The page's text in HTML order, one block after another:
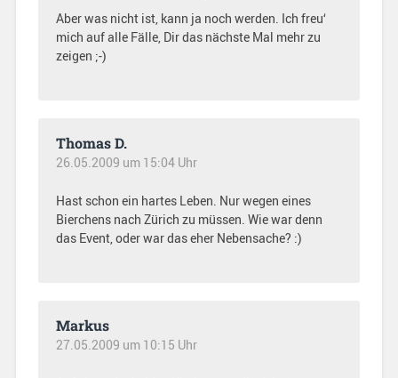
Aber was nicht ist, kann ja noch werden. Ich freu‘
mich auf alle Fälle, Dir das nächste Mal mehr zu
zeigen ;-)
Thomas D.
26.05.2009 um 15:04 Uhr
Hast schon ein hartes Leben. Nur wegen eines
Bierchens nach Zürich zu müssen. Wie war denn
das Event, oder war das eher Nebensache? :)
Markus
27.05.2009 um 10:15 Uhr